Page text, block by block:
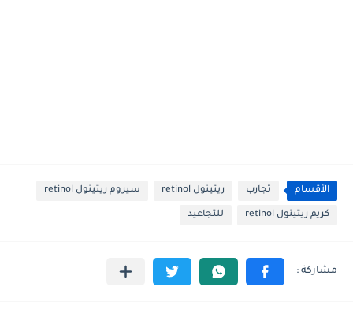
الأقسام تجارب ريتينول retinol سيروم ريتينول retinol
كريم ريتينول retinol للتجاعيد